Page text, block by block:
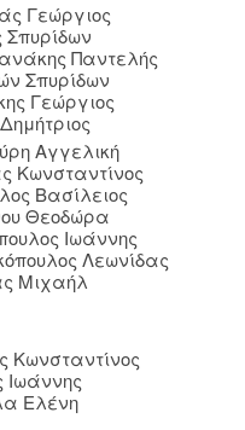
Παντελής
Σπυρίδων
Γεώργιος
Θεοδώρα
Ιωάννης
Λεωνίδας